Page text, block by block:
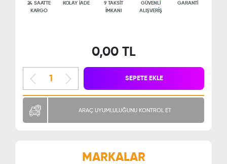
24 SAATTE
KARGO
KOLAY İADE
9 TAKSİT
İMKANI
GÜVENLİ
ALIŞVERİŞ
GARANTİ
0,00 TL
SEPETE EKLE
ARAÇ UYUMLULUĞUNU KONTROL ET
MARKALAR